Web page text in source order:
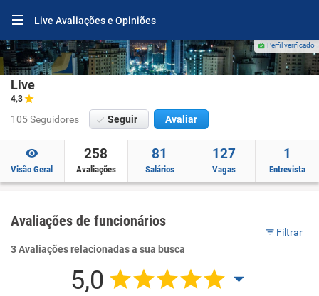
Live Avaliações e Opiniões
Perfil verificado
Live
4,3
105 Seguidores Seguir Avaliar
Visão Geral
258
Avaliações
81
Salários
127
Vagas
1
Entrevista
Avaliações de funcionários
Filtrar
3 Avaliações relacionadas a sua busca
5,0